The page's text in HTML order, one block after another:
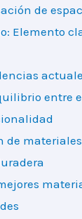
de
Elemento
entre
de